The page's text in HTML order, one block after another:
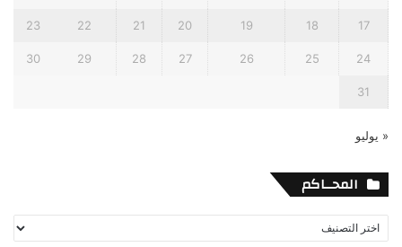
17
18
19
20
21
22
23
24
25
26
27
28
29
30
31
« يوليو
المحــاكم
المحــاكم